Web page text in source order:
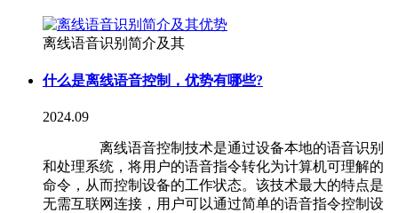
离线语音识别简介及其
什么是离线语音控制，优势有哪些?
2024.09
离线语音控制技术是通过设备本地的语音识别
和处理系统，将用户的语音指令转化为计算机可理解的
命令，从而控制设备的工作状态。该技术最大的特点是
无需互联网连接，用户可以通过简单的语音指令控制设